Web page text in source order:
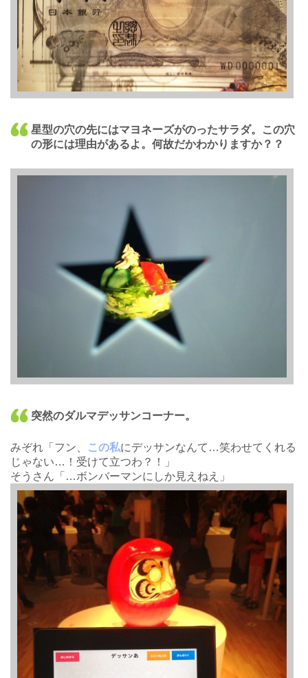
星型の穴の先にはマヨネーズがのったサラダ。この穴
の形には理由があるよ。何故だかわかりますか？？
突然のダルマデッサンコーナー。
みぞれ「フン、 この私にデッサンなんて…笑わせてくれる
じゃない…！受けて立つわ？！」
そうさん「…ボンバーマンにしか見えねえ」